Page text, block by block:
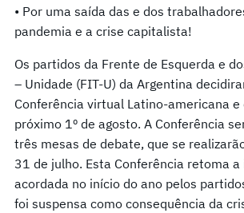
• Por uma saída das e dos
pandemia e a crise capitalista!
Os partidos da Frente de Esquerda e
– Unidade (FIT-U) da Argentina
Conferência virtual Latino-americana e
próximo 1º de agosto. A Conferência
três mesas de debate, que se
31 de julho. Esta Conferência retoma
acordada no início do ano pelos
foi suspensa como consequência da